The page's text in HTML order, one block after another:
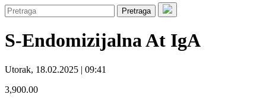
Pretraga
S-Endomizijalna At IgA
Utorak, 18.02.2025 | 09:41
3,900.00